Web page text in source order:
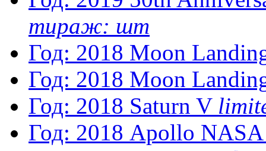
тираж: шт
Год: 2018 Moon
Год: 2018 Moon
Год: 2018 Saturn V
Год: 2018 Apollo NASA